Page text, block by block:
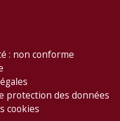
: non conforme
protection des données
cookies